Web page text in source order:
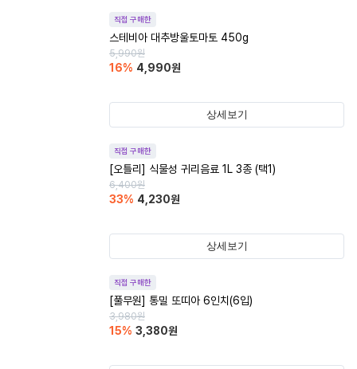
직접 구매한
스테비아 대추방울토마토 450g
5,990원
16% 4,990원
상세보기
직접 구매한
[오틀리] 식물성 귀리음료 1L 3종 (택1)
6,400원
33% 4,230원
상세보기
직접 구매한
[풀무원] 통밀 또띠아 6인치(6입)
3,980원
15% 3,380원